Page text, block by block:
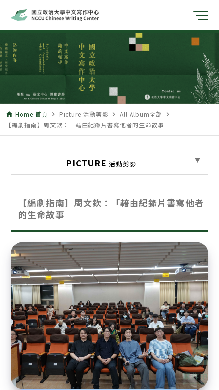
home Home 首頁 navigate_next Picture 活動剪影 navigate_next All Album全部 navigate_next
【編劇指南】周文欽：「藉由紀錄片書寫他者的生命故事
PICTURE 活動剪影
【編劇指南】周文欽：「藉由紀錄片書寫他者
的生命故事